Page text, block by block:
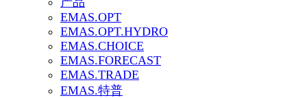
EMAS.OPT
EMAS.OPT.HYDRO
EMAS.CHOICE
EMAS.FORECAST
EMAS.TRADE
EMAS.特普